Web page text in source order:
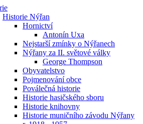
Historie Nýřan
Hornictví
Antonín Uxa
Nejstarší zmínky o Nýřanech
Nýřany za II. světové války
George Thompson
Obyvatelstvo
Pojmenování obce
Poválečná historie
Historie hasičského sboru
Historie knihovny
Historie muničního závodu Nýřany